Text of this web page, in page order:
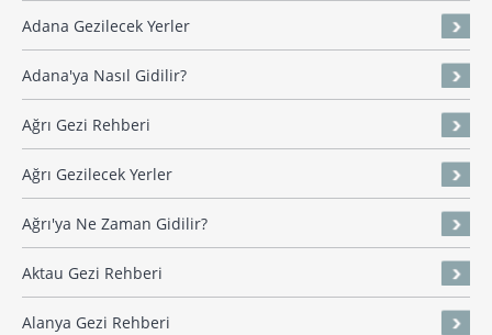
Adana Gezilecek Yerler
Adana'ya Nasıl Gidilir?
Ağrı Gezi Rehberi
Ağrı Gezilecek Yerler
Ağrı'ya Ne Zaman Gidilir?
Aktau Gezi Rehberi
Alanya Gezi Rehberi